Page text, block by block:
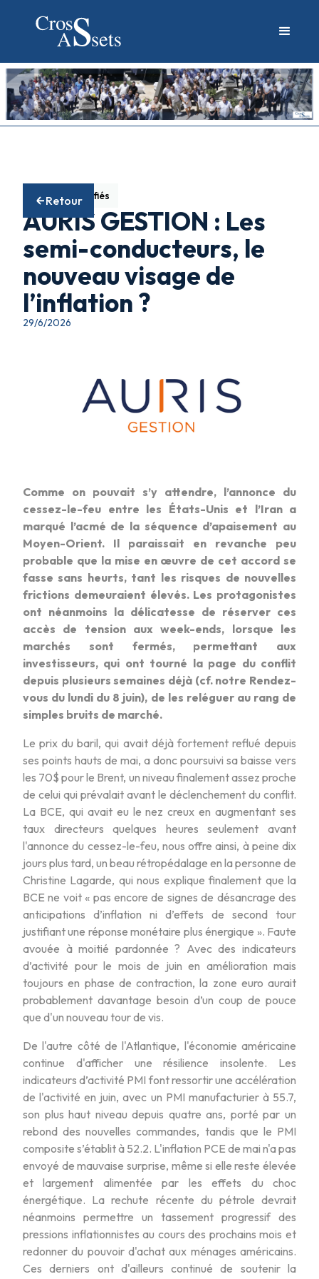
Retour
Fonds diversifiés
AURIS GESTION : Les
semi-conducteurs, le
nouveau visage de
l’inflation ?
29/6/2026
Comme on pouvait s’y attendre, l’annonce du
cessez-le-feu entre les États-Unis et l’Iran a
marqué l’acmé de la séquence d’apaisement au
Moyen-Orient. Il paraissait en revanche peu
probable que la mise en œuvre de cet accord se
fasse sans heurts, tant les risques de nouvelles
frictions demeuraient élevés. Les protagonistes
ont néanmoins la délicatesse de réserver ces
accès de tension aux week-ends, lorsque les
marchés sont fermés, permettant aux
investisseurs, qui ont tourné la page du conflit
depuis plusieurs semaines déjà (cf. notre Rendez-
vous du lundi du 8 juin), de les reléguer au rang de
simples bruits de marché.
Le prix du baril, qui avait déjà fortement reflué depuis
ses points hauts de mai, a donc poursuivi sa baisse vers
les 70$ pour le Brent, un niveau finalement assez proche
de celui qui prévalait avant le déclenchement du conflit.
La BCE, qui avait eu le nez creux en augmentant ses
taux directeurs quelques heures seulement avant
l'annonce du cessez-le-feu, nous offre ainsi, à peine dix
jours plus tard, un beau rétropédalage en la personne de
Christine Lagarde, qui nous explique finalement que la
BCE ne voit « pas encore de signes de désancrage des
anticipations d’inflation ni d’effets de second tour
justifiant une réponse monétaire plus énergique ». Faute
avouée à moitié pardonnée ? Avec des indicateurs
d’activité pour le mois de juin en amélioration mais
toujours en phase de contraction, la zone euro aurait
probablement davantage besoin d’un coup de pouce
que d'un nouveau tour de vis.
De l'autre côté de l'Atlantique, l'économie américaine
continue d'afficher une résilience insolente. Les
indicateurs d’activité PMI font ressortir une accélération
de l'activité en juin, avec un PMI manufacturier à 55.7,
son plus haut niveau depuis quatre ans, porté par un
rebond des nouvelles commandes, tandis que le PMI
composite s’établit à 52.2. L'inflation PCE de mai n'a pas
envoyé de mauvaise surprise, même si elle reste élevée
et largement alimentée par les effets du choc
énergétique. La rechute récente du pétrole devrait
néanmoins permettre un tassement progressif des
pressions inflationnistes au cours des prochains mois et
redonner du pouvoir d'achat aux ménages américains.
Ces derniers ont d'ailleurs continué de soutenir la